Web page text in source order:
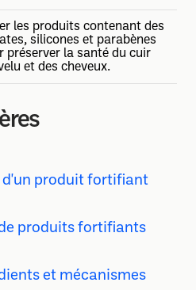
les produits contenant des
silicones et parabènes
préserver la santé du cuir
et des cheveux.
d'un produit fortifiant
produits fortifiants
et mécanismes